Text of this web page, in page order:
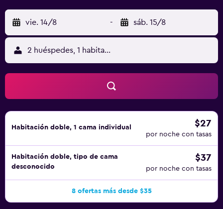
vie. 14/8 - sáb. 15/8
2 huéspedes, 1 habitación
Habitación doble, 1 cama individual $27
por noche con tasas
Habitación doble, tipo de cama
desconocido
$37
por noche con tasas
8 ofertas más desde $35